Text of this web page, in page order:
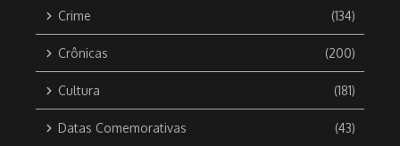
Crime (134)
Crônicas (200)
Cultura (181)
Datas Comemorativas (43)